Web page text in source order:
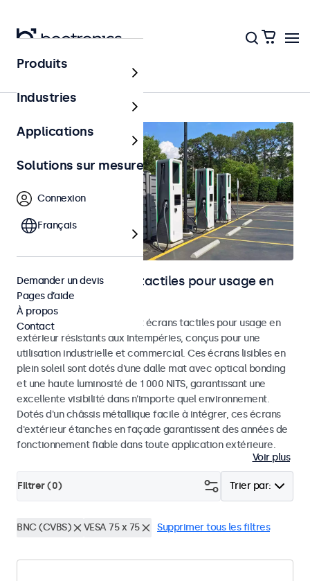
Accueil
Moniteurs et écrans tactiles pour usage en
extérieur
Découvrez nos moniteurs et écrans tactiles pour usage en
extérieur résistants aux intempéries, conçus pour une
utilisation industrielle et commercial. Ces écrans lisibles en
plein soleil sont dotés d'une dalle mat avec optical bonding
et une haute luminosité de 1 000 NITS, garantissant une
excellente visibilité dans n'importe quel environnement.
Dotés d'un châssis métallique facile à intégrer, ces écrans
d'extérieur étanches en façade garantissent des années de
fonctionnement fiable dans toute application extérieure.
Voir plus
Trier par:
Filtrer (0)
BNC (CVBS) VESA 75 x 75 Supprimer tous les filtres
Produits
Industries
Applications
Solutions sur mesure
Connexion
Français
Demander un devis
Pages d’aide
À propos
Contact